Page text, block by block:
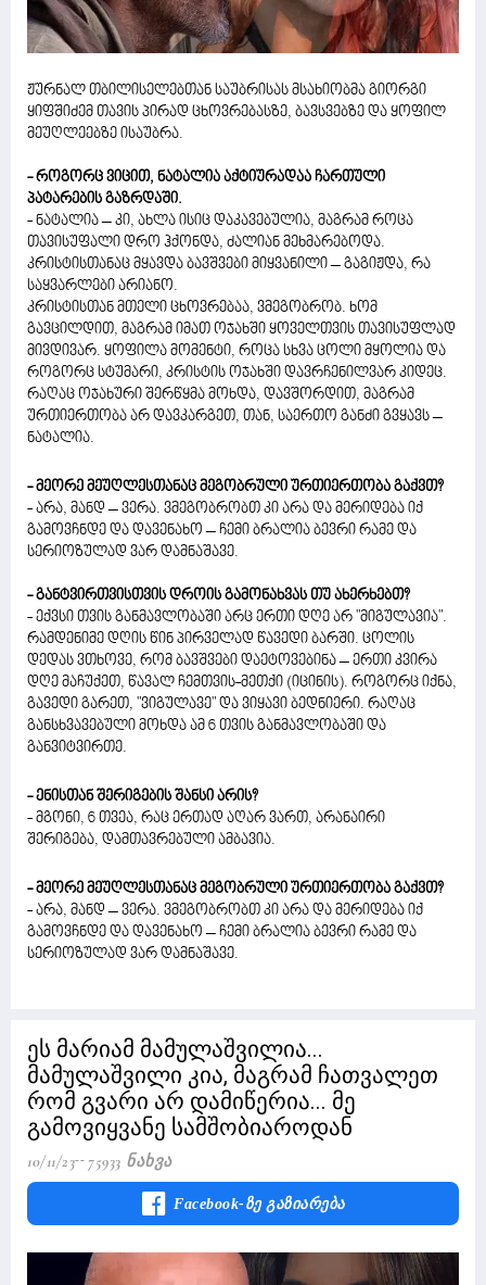
ჟურნალ თბილისელებთან საუბრისას მსახიობმა გიორგი
ყიფშიძემ თავის პირად ცხოვრებასზე, ბავსვებზე და ყოფილ
მეუღლეებზე ისაუბრა.
- როგორც ვიცით, ნატალია აქტიურადაა ჩართული
პატარების გაზრდაში.
- ნატალია – კი, ახლა ისიც დაკავებულია, მაგრამ როცა
თავისუფალი დრო ჰქონდა, ძალიან მეხმარებოდა.
კრისტისთანაც მყავდა ბავშვები მიყვანილი – გაგიჟდა, რა
საყვარლები არიანო.
კრისტისთან მთელი ცხოვრებაა, ვმეგობრობ. ხომ
გავცილდით, მაგრამ იმათ ოჯახში ყოველთვის თავისუფლად
მივდივარ. ყოფილა მომენტი, როცა სხვა ცოლი მყოლია და
როგორც სტუმარი, კრისტის ოჯახში დავრჩენილვარ კიდეც.
რაღაც ოჯახური შერწყმა მოხდა, დავშორდით, მაგრამ
ურთიერთობა არ დავკარგეთ, თან, საერთო განძი გვყავს –
ნატალია.
- მეორე მეუღლესთანაც მეგობრული ურთიერთობა გაქვთ?
- არა, მანდ – ვერა. ვმეგობრობთ კი არა და მერიდება იქ
გამოვჩნდე და დავენახო – ჩემი ბრალია ბევრი რამე და
სერიოზულად ვარ დამნაშავე.
- განტვირთვისთვის დროის გამონახვას თუ ახერხებთ?
- ექვსი თვის განმავლობაში არც ერთი დღე არ "მიგულავია".
რამდენიმე დღის წინ პირველად წავედი ბარში. ცოლის
დედას ვთხოვე, რომ ბავშვები დაეტოვებინა – ერთი კვირა
დღე მაჩუქეთ, წავალ ჩემთვის-მეთქი (იცინის). როგორც იქნა,
გავედი გარეთ, "ვიგულავე" და ვიყავი ბედნიერი. რაღაც
განსხვავებული მოხდა ამ 6 თვის განმავლობაში და
განვიტვირთე.
- ენისთან შერიგების შანსი არის?
- მგონი, 6 თვეა, რაც ერთად აღარ ვართ, არანაირი
შერიგება, დამთავრებული ამბავია.
- მეორე მეუღლესთანაც მეგობრული ურთიერთობა გაქვთ?
- არა, მანდ – ვერა. ვმეგობრობთ კი არა და მერიდება იქ
გამოვჩნდე და დავენახო – ჩემი ბრალია ბევრი რამე და
სერიოზულად ვარ დამნაშავე.
ეს მარიამ მამულაშვილია...
მამულაშვილი კია, მაგრამ ჩათვალეთ
რომ გვარი არ დამიწერია... მე
გამოვიყვანე სამშობიაროდან
10/11/23 75933 Ნახვა
Facebook-Ზე Გაზიარება